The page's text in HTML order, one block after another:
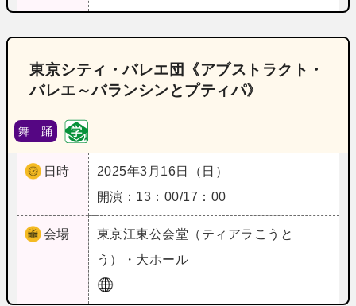
東京シティ・バレエ団《アブストラクト・
バレエ～バランシンとプティパ》
舞 踊
日時
2025年3月16日（日）
開演：13：00/17：00
会場 東京江東公会堂（ティアラこうと
う）・大ホール